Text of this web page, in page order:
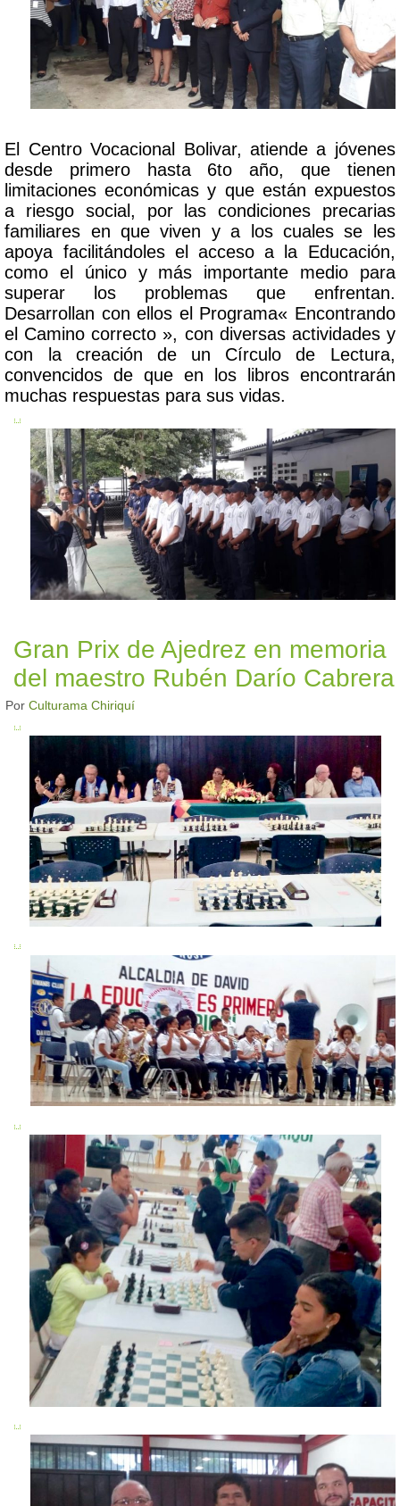
El Centro Vocacional Bolivar, atiende a jóvenes
desde primero hasta 6to año, que tienen
limitaciones económicas y que están expuestos
a riesgo social, por las condiciones precarias
familiares en que viven y a los cuales se les
apoya facilitándoles el acceso a la Educación,
como el único y más importante medio para
superar los problemas que enfrentan.
Desarrollan con ellos el Programa« Encontrando
el Camino correcto », con diversas actividades y
con la creación de un Círculo de Lectura,
convencidos de que en los libros encontrarán
muchas respuestas para sus vidas.
Gran Prix de Ajedrez en memoria
del maestro Rubén Darío Cabrera
Por Culturama Chiriquí